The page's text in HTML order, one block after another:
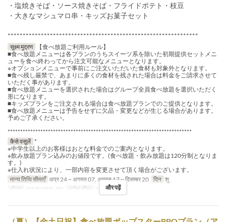
・塩焼きそば・ソース焼きそば・フライドポテト・枝豆
・大きなマシュマロ串・キッズお菓子セット
***************************************************************
सूक्ष्म मुद्रण
【食べ放題ご利用ルール】
■食べ放題メニューは各プランのうちスイーツ系を除いた初期提供セットメニ
ューを食べ終わってから注文可能なメニューとなります。
※オプションメニューで事前にご注文いただいた食材も対象外となります。
■食べ残し厳禁で、あまりに多くの食材を残された場合は料金をご請求させて
いただく事があります。
■食べ放題メニューを選択された場合はグループ全員食べ放題を選択いただく
形になります。
■キッズプランをご注文される場合は食べ放題プランでのご提供となります。
■食べ放題メニューは予告をせずに欠品・変更などが生じる場合があります。
予めご了承ください。
*************************************************************************
कैसे वसूलें *
※中学生以上のお客様はおとな料金でのご案内となります。
※飲み放題プラン込みのお値段です。(食べ放題・飲み放題は120分制となりま
す。)
※仕入れ状況により、一部内容を変更させて頂く場合がございます。
मान्य तिथि सीमाएँ अप्र 24 ~ अगस्त 07, अगस्त 17 ~ दिसम्बर 20 दिन शु
भोजन
रात का खाना, रात आदेश सीमा 2 ~ और पढ़ें